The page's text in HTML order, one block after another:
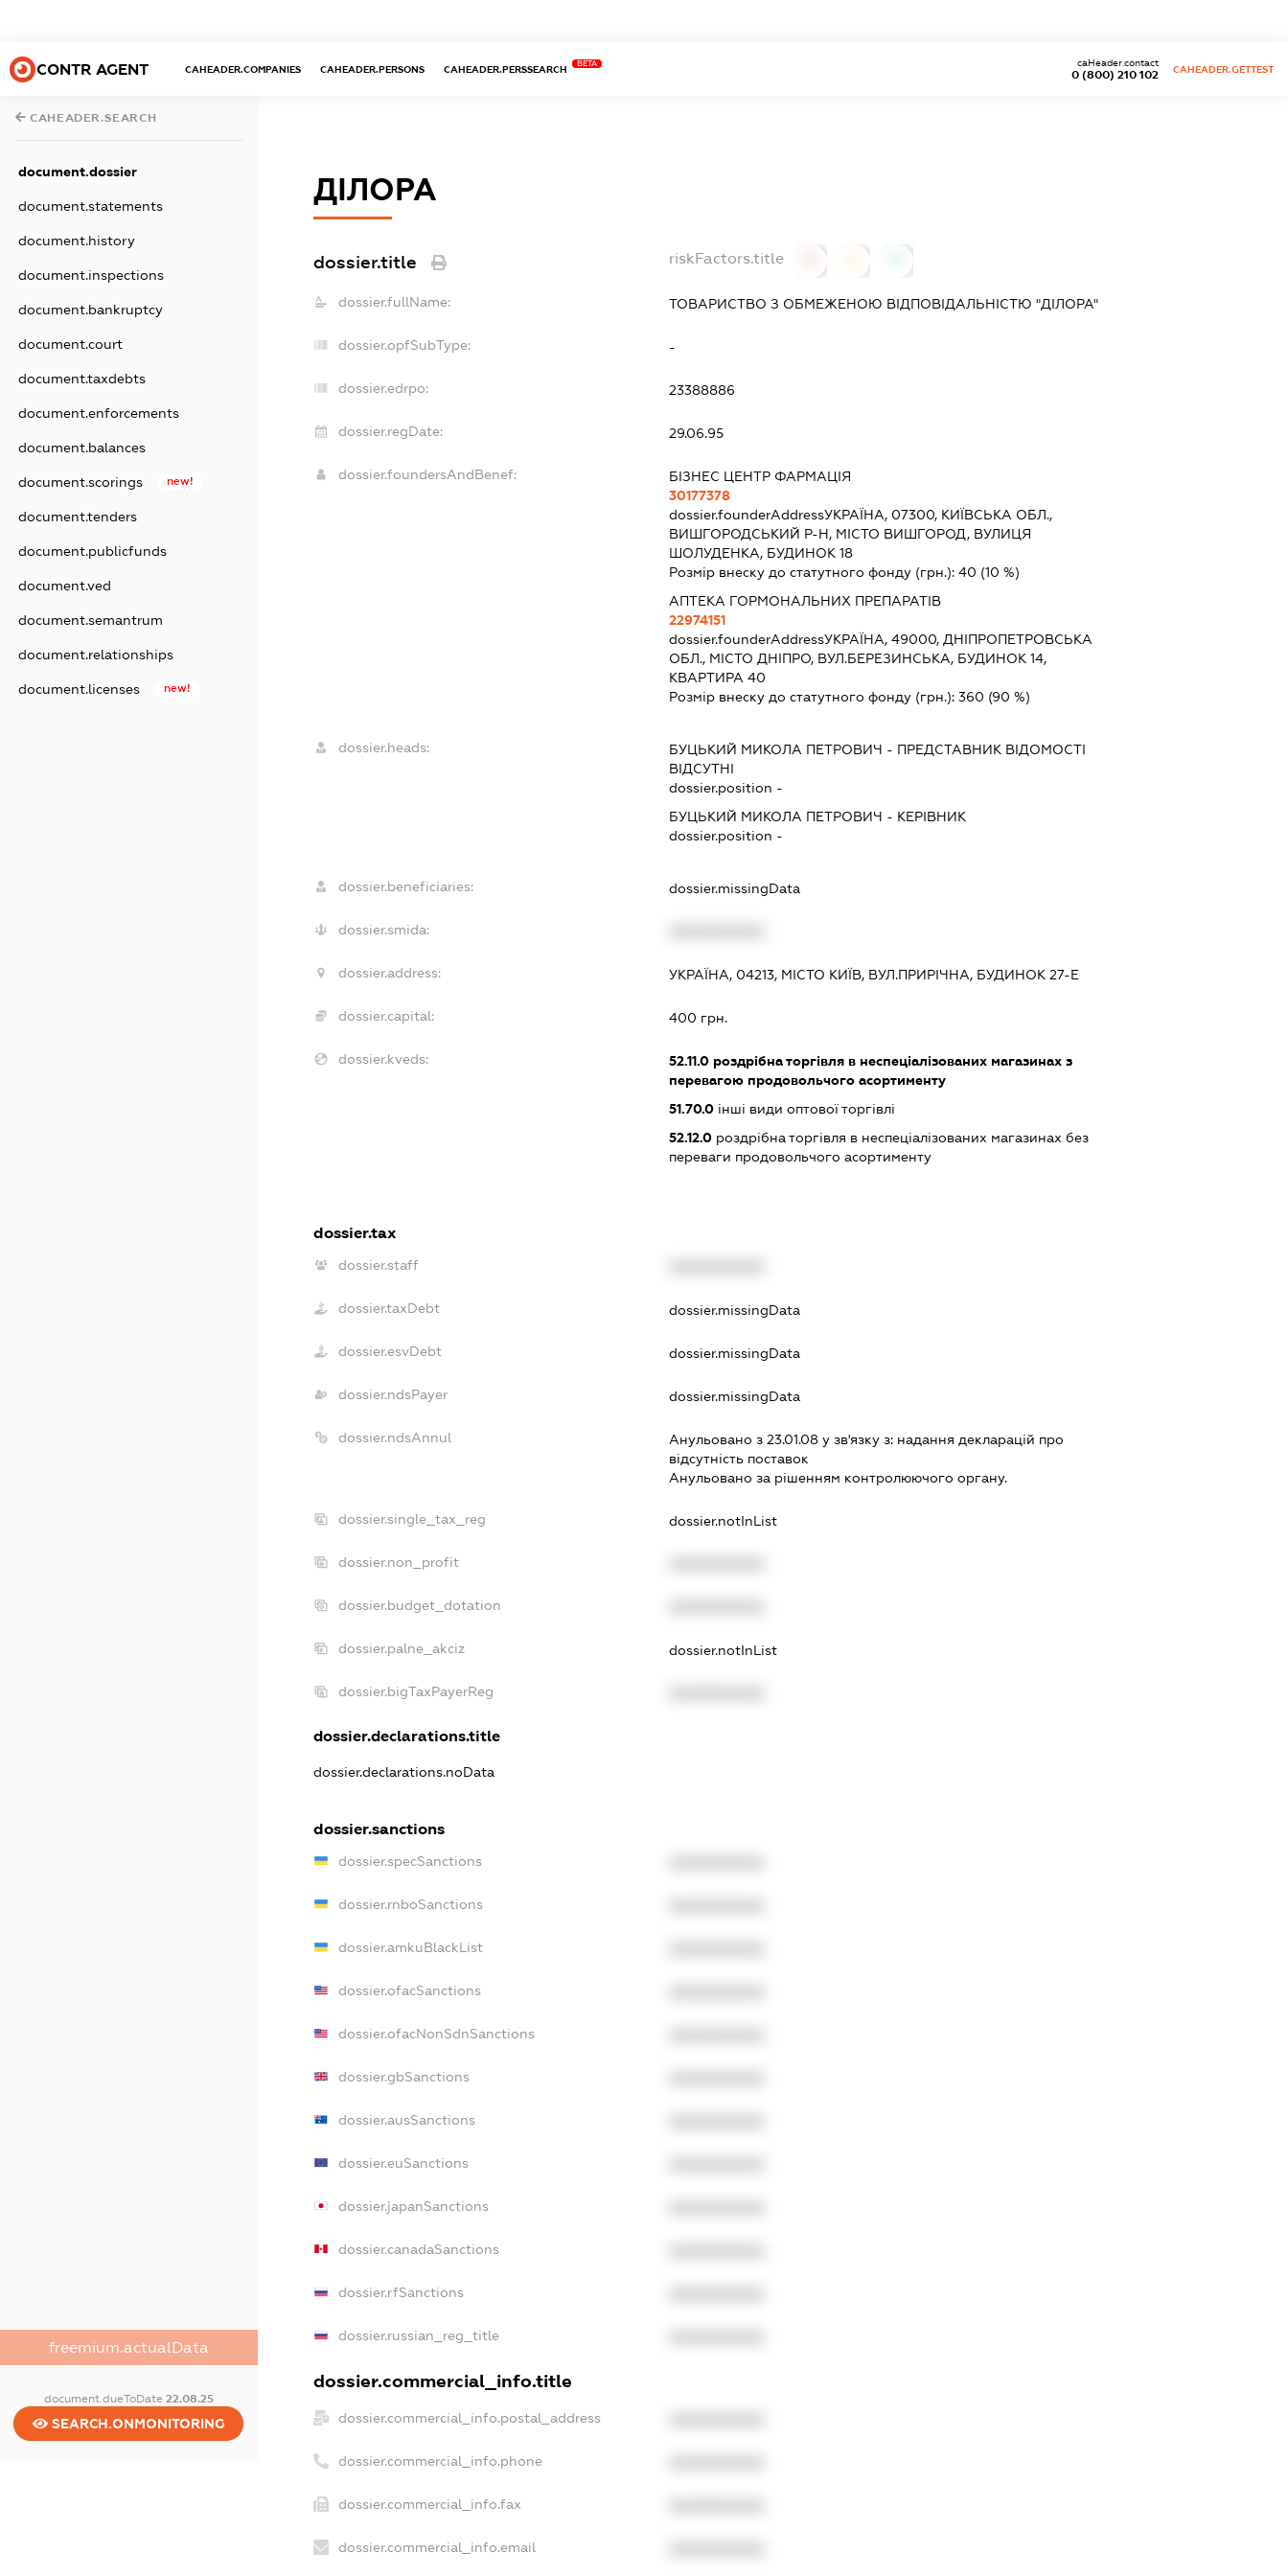
CONTR AGENT CAHEADER.COMPANIES CAHEADER.PERSONS CAHEADER.PERSSEARCH
BETA
0 (800) 210 102
caHeader.contact
CAHEADER.GETTEST
CAHEADER.SEARCH
document.dossier
document.statements
document.history
document.inspections
document.bankruptcy
document.court
document.taxdebts
document.enforcements
document.balances
document.scorings new!
document.tenders
document.publicfunds
document.ved
document.semantrum
document.relationships
document.licenses new!
freemium.actualData
document.dueToDate 22.08.25
SEARCH.ONMONITORING
ДІЛОРА
dossier.title riskFactors.title
dossier.fullName: ТОВАРИСТВО З ОБМЕЖЕНОЮ ВІДПОВІДАЛЬНІСТЮ "ДІЛОРА"
dossier.opfSubType: -
dossier.edrpo: 23388886
dossier.regDate: 29.06.95
dossier.foundersAndBenef:
БІЗНЕС ЦЕНТР ФАРМАЦІЯ
30177378
dossier.founderAddressУКРАЇНА, 07300, КИЇВСЬКА ОБЛ.,
ВИШГОРОДСЬКИЙ Р-Н, МІСТО ВИШГОРОД, ВУЛИЦЯ
ШОЛУДЕНКА, БУДИНОК 18
Розмір внеску до статутного фонду (грн.): 40 (10 %)
АПТЕКА ГОРМОНАЛЬНИХ ПРЕПАРАТІВ
22974151
dossier.founderAddressУКРАЇНА, 49000, ДНІПРОПЕТРОВСЬКА
ОБЛ., МІСТО ДНІПРО, ВУЛ.БЕРЕЗИНСЬКА, БУДИНОК 14,
КВАРТИРА 40
Розмір внеску до статутного фонду (грн.): 360 (90 %)
dossier.heads: БУЦЬКИЙ МИКОЛА ПЕТРОВИЧ - ПРЕДСТАВНИК ВІДОМОСТІ
ВІДСУТНІ
dossier.position -
БУЦЬКИЙ МИКОЛА ПЕТРОВИЧ - КЕРІВНИК
dossier.position -
dossier.beneficiaries: dossier.missingData
dossier.smida:
dossier.address: УКРАЇНА, 04213, МІСТО КИЇВ, ВУЛ.ПРИРІЧНА, БУДИНОК 27-Е
dossier.capital: 400 грн.
dossier.kveds: 52.11.0роздрібна торгівля в неспеціалізованих магазинах з
перевагою продовольчого асортименту
51.70.0інші види оптової торгівлі
52.12.0роздрібна торгівля в неспеціалізованих магазинах без
переваги продовольчого асортименту
dossier.tax
dossier.staff
dossier.taxDebt dossier.missingData
dossier.esvDebt dossier.missingData
dossier.ndsPayer dossier.missingData
dossier.ndsAnnul Анульовано з 23.01.08 у зв'язку з: надання декларацiй про
вiдсутнiсть поставок
Анульовано за рiшенням контролюючого органу.
dossier.single_tax_reg dossier.notInList
dossier.non_profit
dossier.budget_dotation
dossier.palne_akciz dossier.notInList
dossier.bigTaxPayerReg
dossier.declarations.title
dossier.declarations.noData
dossier.sanctions
dossier.specSanctions
dossier.rnboSanctions
dossier.amkuBlackList
dossier.ofacSanctions
dossier.ofacNonSdnSanctions
dossier.gbSanctions
dossier.ausSanctions
dossier.euSanctions
dossier.japanSanctions
dossier.canadaSanctions
dossier.rfSanctions
dossier.russian_reg_title
dossier.commercial_info.title
dossier.commercial_info.postal_address
dossier.commercial_info.phone
dossier.commercial_info.fax
dossier.commercial_info.email